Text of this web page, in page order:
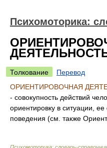
Психомоторика:
Толкование
Перевод
ОРИЕНТИРОВОЧНАЯ
- совокупность действий
ориентировку в ситуации,
поведения (см. также